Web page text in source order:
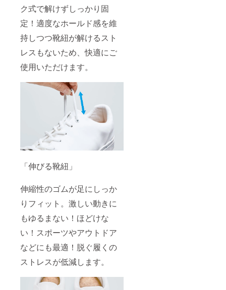
ク式で解けずしっかり固
定！適度なホールド感を維
持しつつ靴紐が解けるスト
レスもないため、快適にご
使用いただけます。
「伸びる靴紐」
伸縮性のゴムが足にしっか
りフィット。激しい動きに
もゆるまない！ほどけな
い！スポーツやアウトドア
などにも最適！脱ぐ履くの
ストレスが低減します。